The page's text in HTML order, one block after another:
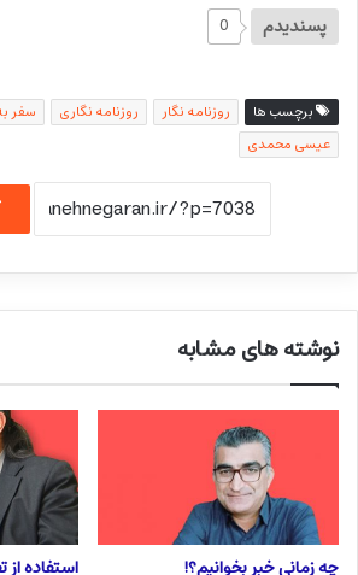
پسندیدم 0
برچسب ها روزنامه نگار روزنامه نگاری
سفر
عیسی محمدی
نوشته های مشابه
چه زمانی خبر بخوانیم؟! استفاده